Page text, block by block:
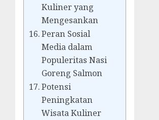
Kuliner yang
Mengesankan
Peran Sosial
Media dalam
Populeritas Nasi
Goreng Salmon
Potensi
Peningkatan
Wisata Kuliner